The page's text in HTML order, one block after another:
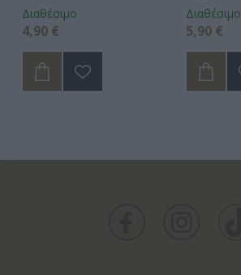
Διαθέσιμο
4,90 €
Διαθέσιμο
5,90 €